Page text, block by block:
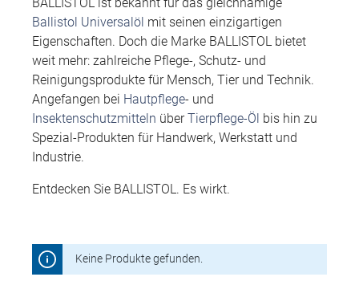
Ballistol Universalöl mit seinen einzigartigen
Eigenschaften. Doch die Marke BALLISTOL bietet
weit mehr: zahlreiche Pflege-, Schutz- und
Reinigungsprodukte für Mensch, Tier und Technik.
Angefangen bei Hautpflege- und
Insektenschutzmitteln überTierpflege-Öl bis hin zu
Spezial-Produkten für Handwerk, Werkstatt und
Industrie.
Entdecken Sie BALLISTOL. Es wirkt.
Keine Produkte gefunden.